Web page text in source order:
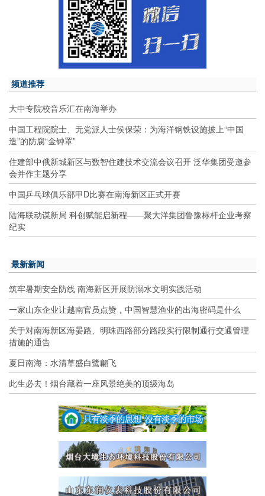
频道推荐
大中专院校音乐汇在南海举办
中国工程院院士、无党派人士侯保荣：为海洋钢铁设施披上“中国
造”的防腐“金钟罩”
住建部中俄新城新区与数智住建技术交流会议召开 泛华集团受邀参
会并作主题分享
中国乒乓球俱乐部甲D比赛在南海新区正式开赛
陆海联动谋新局 科创赋能启新程——聚大洋集团鲁豫标杆企业考察
纪实
最新新闻
筑牢暑期安全防线 南海新区开展防溺水文明实践活动
一家山东企业让越南官员点赞，中国智慧渔业的出海密码是什么
关于对南海新区海晏路、明珠西路部分路段实行限制通行交通管理
措施的通告
夏日南海：水清草盛白鹭翩飞
此生必去！烟台藏着一座风景绝美的顶级海岛